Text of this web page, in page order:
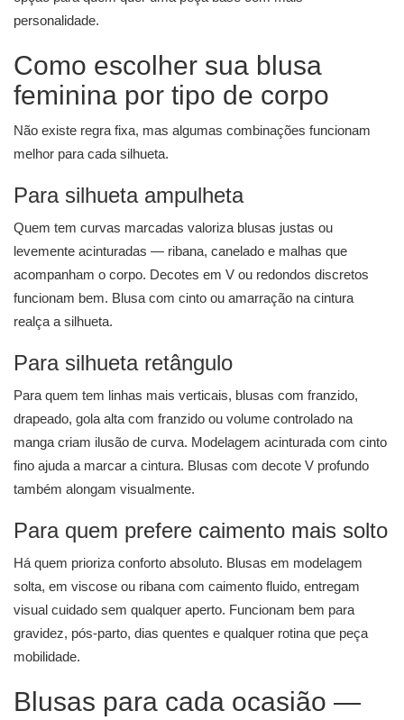
personalidade.
Como escolher sua blusa
feminina por tipo de corpo
Não existe regra fixa, mas algumas combinações funcionam
melhor para cada silhueta.
Para silhueta ampulheta
Quem tem curvas marcadas valoriza blusas justas ou
levemente acinturadas — ribana, canelado e malhas que
acompanham o corpo. Decotes em V ou redondos discretos
funcionam bem. Blusa com cinto ou amarração na cintura
realça a silhueta.
Para silhueta retângulo
Para quem tem linhas mais verticais, blusas com franzido,
drapeado, gola alta com franzido ou volume controlado na
manga criam ilusão de curva. Modelagem acinturada com cinto
fino ajuda a marcar a cintura. Blusas com decote V profundo
também alongam visualmente.
Para quem prefere caimento mais solto
Há quem prioriza conforto absoluto. Blusas em modelagem
solta, em viscose ou ribana com caimento fluido, entregam
visual cuidado sem qualquer aperto. Funcionam bem para
gravidez, pós-parto, dias quentes e qualquer rotina que peça
mobilidade.
Blusas para cada ocasião —